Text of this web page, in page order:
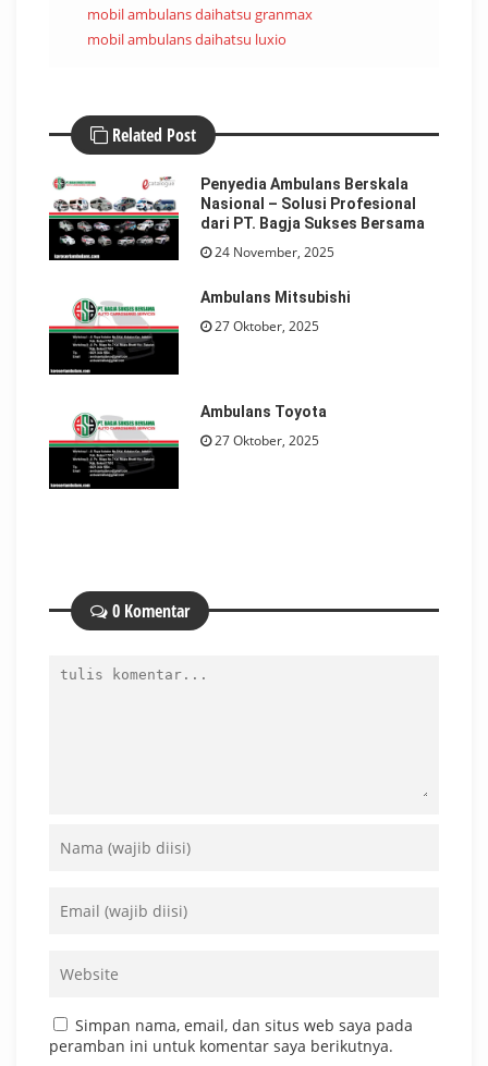
mobil ambulans daihatsu granmax
mobil ambulans daihatsu luxio
Related Post
Penyedia Ambulans Berskala
Nasional – Solusi Profesional
dari PT. Bagja Sukses Bersama
24 November, 2025
Ambulans Mitsubishi
27 Oktober, 2025
Ambulans Toyota
27 Oktober, 2025
0 Komentar
Simpan nama, email, dan situs web saya pada
peramban ini untuk komentar saya berikutnya.